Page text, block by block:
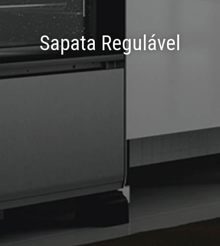
Sapata Regulável